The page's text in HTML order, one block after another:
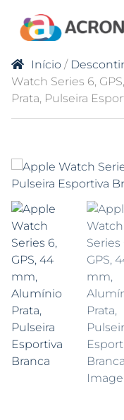
Início /
Watch Series 6,
Prata, Pulseira